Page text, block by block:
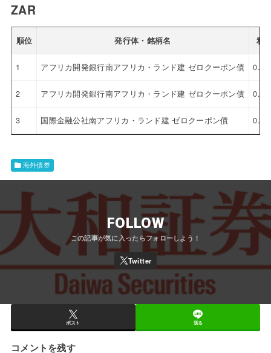
ZAR
順位 発行体・銘柄名 利
1 アフリカ開発銀行南アフリカ・ランド建 ゼロクーポン債
2 アフリカ開発銀行南アフリカ・ランド建 ゼロクーポン債
3 国際金融公社南アフリカ・ランド建 ゼロクーポン債
海外債券
FOLLOW
ポスト 送る
コメントを残す